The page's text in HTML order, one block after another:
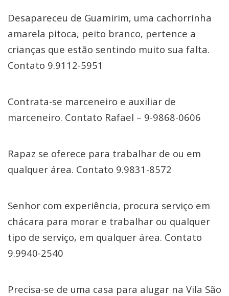
Desapareceu de Guamirim, uma cachorrinha
amarela pitoca, peito branco, pertence a
crianças que estão sentindo muito sua falta.
Contato 9.9112-5951
Contrata-se marceneiro e auxiliar de
marceneiro. Contato Rafael – 9-9868-0606
Rapaz se oferece para trabalhar de ou em
qualquer área. Contato 9.9831-8572
Senhor com experiência, procura serviço em
chácara para morar e trabalhar ou qualquer
tipo de serviço, em qualquer área. Contato
9.9940-2540
Precisa-se de uma casa para alugar na Vila São